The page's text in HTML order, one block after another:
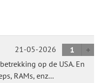
21-05-2026
1
op de USA. En
RAMs, enz...